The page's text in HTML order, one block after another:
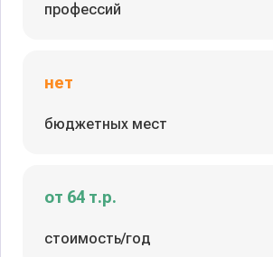
профессий
нет
бюджетных мест
от 64 т.р.
стоимость/год